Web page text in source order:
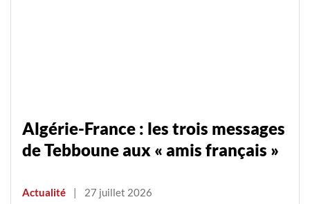
Algérie-France : les trois messages
de Tebboune aux « amis français »
Actualité | 27 juillet 2026